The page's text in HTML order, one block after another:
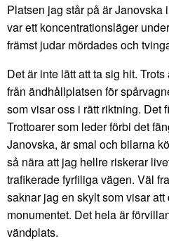
Platsen jag står på är Janovska
var ett koncentrationsläger
främst judar mördades och
Det är inte lätt att ta sig hit.
från ändhållplatsen för
som visar oss i rätt riktning. Det
Trottoarer som leder förbi det
Janovska, är smal och bilarna
så nära att jag hellre riskerar
trafikerade fyrfiliga vägen. Väl
saknar jag en skylt som visar
monumentet. Det hela är
vändplats.